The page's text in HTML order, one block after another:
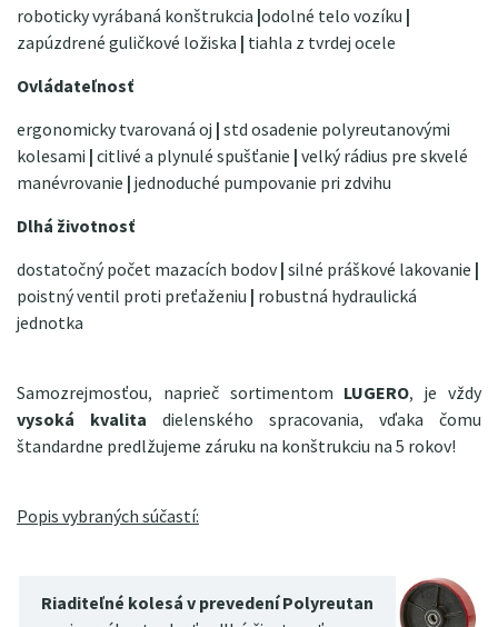
roboticky vyrábaná konštrukcia |odolné telo vozíku |
zapúzdrené guličkové ložiska | tiahla z tvrdej ocele
Ovládateľnosť
ergonomicky tvarovaná oj |std osadenie polyreutanovými
kolesami |citlivé a plynulé spušťanie |velký rádius pre skvelé
manévrovanie |jednoduché pumpovanie pri zdvihu
Dlhá životnosť
dostatočný počet mazacích bodov|silné práškové lakovanie |
poistný ventil proti preťaženiu | robustná hydraulická
jednotka
Samozrejmosťou, naprieč sortimentom LUGERO, je vždy
vysoká kvalita dielenského spracovania, vďaka čomu
štandardne predlžujeme záruku na konštrukciu na 5 rokov!
Popis vybraných súčastí:
Riaditeľné kolesá v prevedení Polyreutan